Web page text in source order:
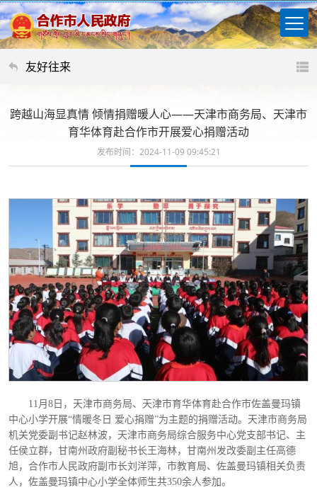
友好往来
跨越山海显真情 倾情捐赠暖人心——天津市商务局、天津市
育华体育赴合作市开展爱心捐赠活动
发布时间：2024-11-09 09:45:21
11月8日，天津市商务局、天津市育华体育赴合作市佐盖曼玛镇
中心小学开展“情暖冬日 爱心捐赠”为主题的捐赠活动。天津市商务局
机关党委副书记赵林波，天津市商务局综合服务中心党支部书记、主
任侯立群，甘南州政府副秘书长王海林，甘南州发改委副主任高德
旭，合作市人民政府副市长刘洋萍，市教育局、佐盖曼玛镇相关负责
人，佐盖曼玛镇中心小学全体师生共350余人参加。